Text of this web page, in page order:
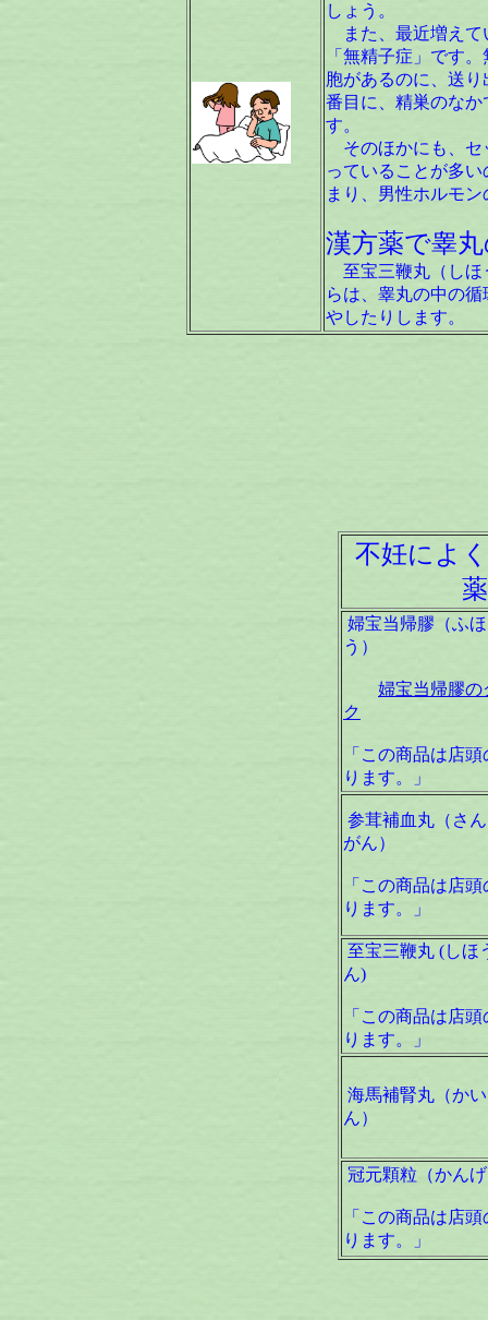
しょう。
また、最近増えて
「無精子症」です
胞があるのに、送
番目に、精巣のな
す。
そのほかにも、セ
っていることが多
まり、男性ホルモ
漢方薬で睾
至宝三鞭丸（しほ
らは、睾丸の中の
やしたりします。
不妊によ
薬
婦宝当帰膠（ふ
う）
婦宝当帰膠の
ク
「この商品は店
ります。」
参茸補血丸（さ
がん）
「この商品は店
ります。」
至宝三鞭丸 (しほ
ん)
「この商品は店
ります。」
海馬補腎丸（か
ん）
冠元顆粒（かん
「この商品は店
ります。」